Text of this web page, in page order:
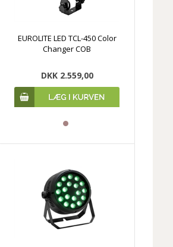
EUROLITE LED TCL-450 Color
Changer COB
DKK 2.559,00